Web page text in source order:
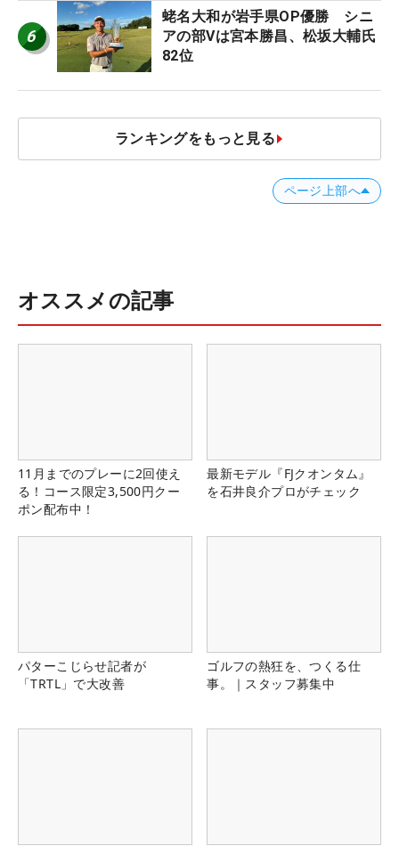
6
蛯名大和が岩手県OP優勝 シニ
アの部Vは宮本勝昌、松坂大輔氏
82位
ランキングをもっと見る
ページ上部へ
オススメの記事
11月までのプレーに2回使え
る！コース限定3,500円クー
ポン配布中！
最新モデル『FJクオンタム』
を石井良介プロがチェック
パターこじらせ記者が
「TRTL」で大改善
ゴルフの熱狂を、つくる仕
事。｜スタッフ募集中